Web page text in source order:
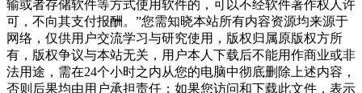
输或者存储软件等方式使用软件的，可以不经软件著作权人许
可，不向其支付报酬。”您需知晓本站所有内容资源均来源于
网络，仅供用户交流学习与研究使用，版权归属原版权方所
有，版权争议与本站无关，用户本人下载后不能用作商业或非
法用途，需在24个小时之内从您的电脑中彻底删除上述内容，
否则后果均由用户承担责任；如果您访问和下载此文件，表示